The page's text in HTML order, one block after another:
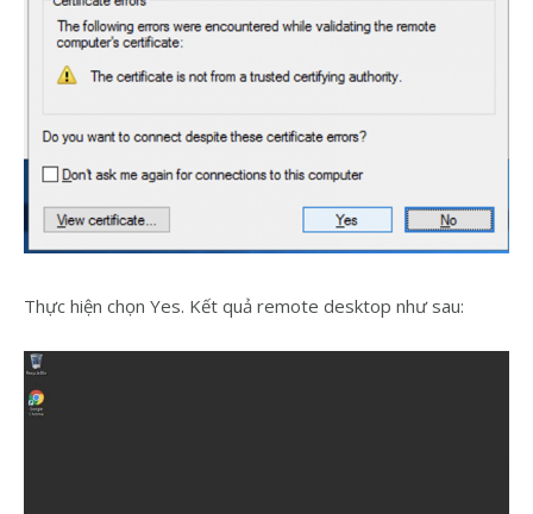
Thực hiện chọn Yes. Kết quả remote desktop như sau: